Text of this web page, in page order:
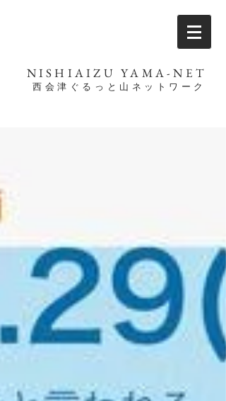
NISHIAIZU YAMA-NET
西会津ぐるっと山ネットワーク